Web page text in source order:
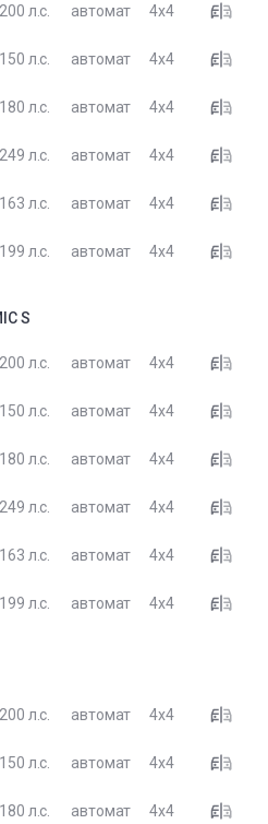
200 л.с. автомат 4x4
150 л.с. автомат 4x4
180 л.с. автомат 4x4
249 л.с. автомат 4x4
163 л.с. автомат 4x4
199 л.с. автомат 4x4
S
200 л.с. автомат 4x4
150 л.с. автомат 4x4
180 л.с. автомат 4x4
249 л.с. автомат 4x4
163 л.с. автомат 4x4
199 л.с. автомат 4x4
200 л.с. автомат 4x4
150 л.с. автомат 4x4
180 л.с. автомат 4x4